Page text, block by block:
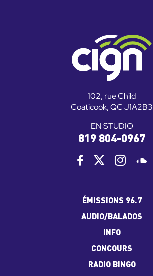
102, rue Child
Coaticook, QC J1A2B3
EN STUDIO
819 804-0967
ÉMISSIONS 96.7
AUDIO/BALADOS
INFO
CONCOURS
RADIO BINGO